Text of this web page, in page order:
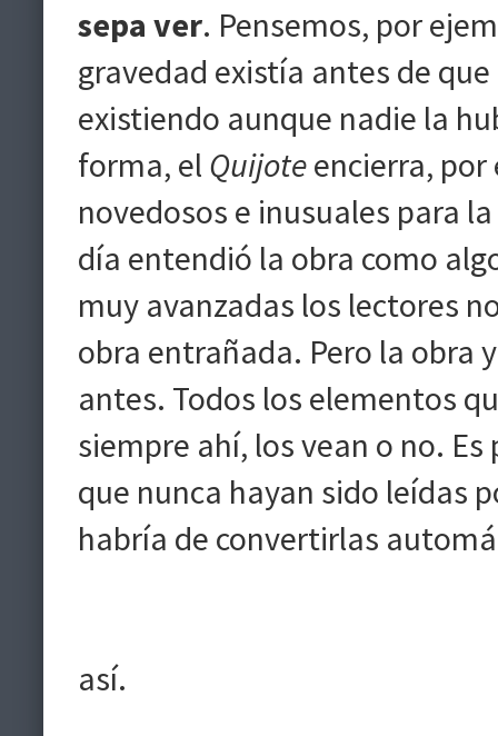
sepa ver. Pensemos, por
gravedad existía antes de
existiendo aunque nadie la
forma, el Quijoteencierra,
novedosos e inusuales para
día entendió la obra como
muy avanzadas los lectores
obra entrañada. Pero la obra
antes. Todos los elementos
siempre ahí, los vean o no.
que nunca hayan sido leídas
habría de convertirlas
así.